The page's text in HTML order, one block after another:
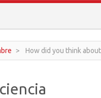
How did you think